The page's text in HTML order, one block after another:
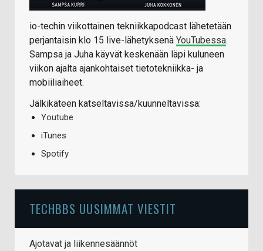
io-techin viikottainen tekniikkapodcast lähetetään
perjantaisin klo 15 live-lähetyksenä YouTubessa.
Sampsa ja Juha käyvät keskenään läpi kuluneen
viikon ajalta ajankohtaiset tietotekniikka- ja
mobiiliaiheet.
Jälkikäteen katseltavissa/kuunneltavissa:
Youtube
iTunes
Spotify
TECHBBS UUSIMMAT VIESTIT
Ajotavat ja liikennesäännöt